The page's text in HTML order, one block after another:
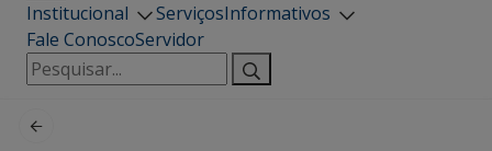
Institucional ServiçosInformativos
Fale ConoscoServidor
Pesquisar
por: